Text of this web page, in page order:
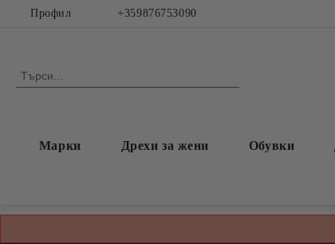
Профил +359876753090
Марки Дрехи за жени Обувки